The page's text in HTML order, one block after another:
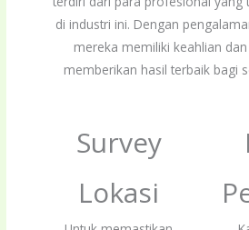
di industri ini. Dengan
mereka memiliki keahlian
memberikan hasil terbaik bagi
Survey
Lokasi